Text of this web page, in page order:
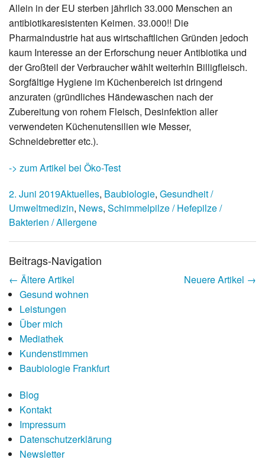
Allein in der EU sterben jährlich 33.000 Menschen an
antibiotikaresistenten Keimen. 33.000!! Die
Pharmaindustrie hat aus wirtschaftlichen Gründen jedoch
kaum Interesse an der Erforschung neuer Antibiotika und
der Großteil der Verbraucher wählt weiterhin Billigfleisch.
Sorgfältige Hygiene im Küchenbereich ist dringend
anzuraten (gründliches Händewaschen nach der
Zubereitung von rohem Fleisch, Desinfektion aller
verwendeten Küchenutensilien wie Messer,
Schneidebretter etc.).
-> zum Artikel bei Öko-Test
2. Juni 2019Aktuelles, Baubiologie, Gesundheit /
Umweltmedizin, News, Schimmelpilze / Hefepilze /
Bakterien / Allergene
Beitrags-Navigation
← Ältere Artikel Neuere Artikel →
Gesund wohnen
Leistungen
Über mich
Mediathek
Kundenstimmen
Baubiologie Frankfurt
Blog
Kontakt
Impressum
Da­ten­schutz­er­klä­rung
Newsletter